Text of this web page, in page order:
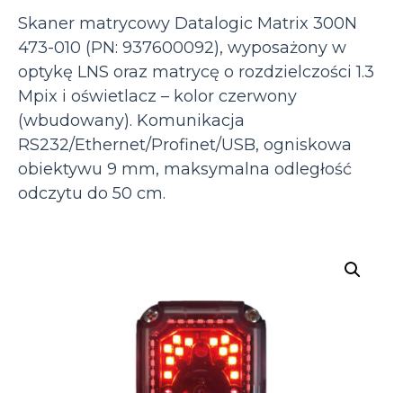
Skaner matrycowy Datalogic Matrix 300N
473-010 (PN: 937600092), wyposażony w
optykę LNS oraz matrycę o rozdzielczości 1.3
Mpix i oświetlacz – kolor czerwony
(wbudowany). Komunikacja
RS232/Ethernet/Profinet/USB, ogniskowa
obiektywu 9 mm, maksymalna odległość
odczytu do 50 cm.